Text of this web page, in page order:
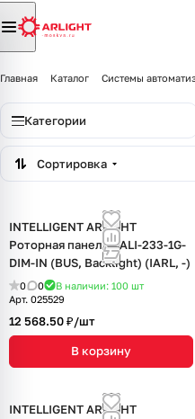
Главная Каталог Системы
Категории
Сортировка
INTELLIGENT ARLIGHT
Роторная панель DALI-233-1G-
DIM-IN (BUS, Backlight) (IARL, -)
0 0 В наличии: 100 шт
Арт. 025529
12 568.50 ₽/шт
В корзину
INTELLIGENT ARLIGHT